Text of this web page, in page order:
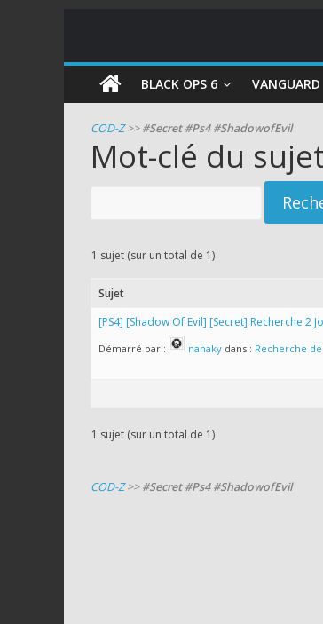
COD
Zombie
Guides
le
zombie
de
of
BLACK OPS 6 VANGUARD
COD-Z>>#Secret #Ps4 #ShadowofEvil
Mot-clé du
1 sujet (sur un total de 1)
Sujet
[PS4] [Shadow Of Evil] [Secret] Recherche 2
Démarré par : nanaky dans : Recherche
1 sujet (sur un total de 1)
COD-Z>>#Secret #Ps4 #ShadowofEvil